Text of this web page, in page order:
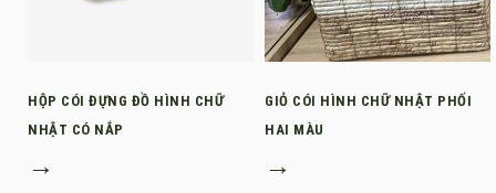
HỘP CÓI ĐỰNG ĐỒ HÌNH CHỮ
NHẬT CÓ NẮP
→
GIỎ CÓI HÌNH CHỮ NHẬT PHỐI
HAI MÀU
→